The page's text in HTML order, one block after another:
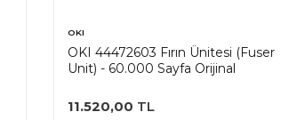
OKI
OKI 44472603 Fırın Ünitesi (Fuser
Unit) - 60.000 Sayfa Orijinal
11.520,00 TL